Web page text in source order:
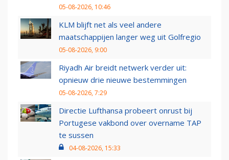
05-08-2026, 10:46
KLM blijft net als veel andere
maatschappijen langer weg uit Golfregio
05-08-2026, 9:00
Riyadh Air breidt netwerk verder uit:
opnieuw drie nieuwe bestemmingen
05-08-2026, 7:29
Directie Lufthansa probeert onrust bij
Portugese vakbond over overname TAP
te sussen
04-08-2026, 15:33